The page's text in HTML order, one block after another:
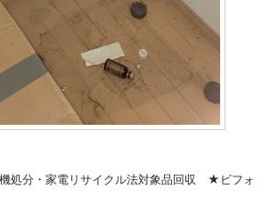
機処分・家電リサイクル法対象品回収 ★ビフォ